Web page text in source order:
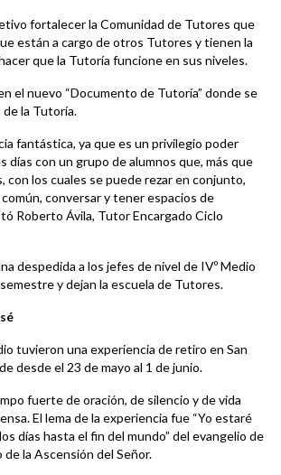
fortalecer la Comunidad de Tutores que
están a cargo de otros Tutores y tienen la
que la Tutoría funcione en sus niveles.
el nuevo “Documento de Tutoría” donde se
de la Tutoría.
fantástica, ya que es un privilegio poder
días con un grupo de alumnos que, más que
con los cuales se puede rezar en conjunto,
conversar y tener espacios de
Roberto Ávila, Tutor Encargado Ciclo
despedida a los jefes de nivel de IVº Medio
y dejan la escuela de Tutores.
tuvieron una experiencia de retiro en San
desde el 23 de mayo al 1 de junio.
fuerte de oración, de silencio y de vida
El lema de la experiencia fue “Yo estaré
días hasta el fin del mundo” del evangelio de
la Ascensión del Señor.